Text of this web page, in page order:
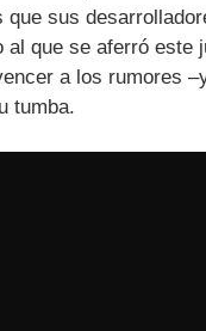
que sus
al que se aferró este
a los rumores
tumba.